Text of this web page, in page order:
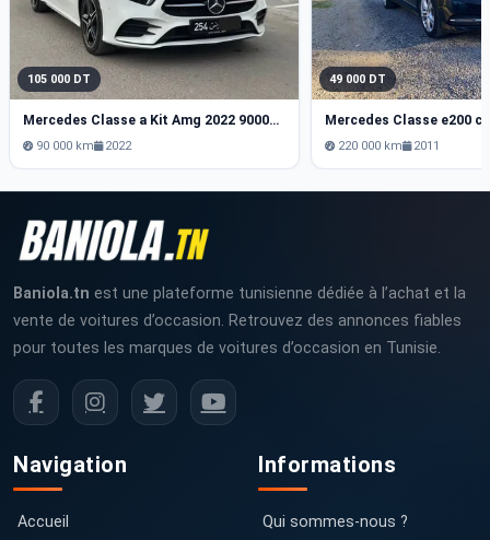
105 000 DT
Mercedes Classe a Kit Amg 2022 90000 km
90 000 km 2022
49 000 DT
Mercedes Classe e200
220 000 km 2011
Baniola.tn est une plateforme tunisienne dédiée à l’achat et la
vente de voitures d’occasion. Retrouvez des annonces fiables
pour toutes les marques de voitures d’occasion en Tunisie.
Navigation
Accueil
Informations
Qui sommes-nous ?